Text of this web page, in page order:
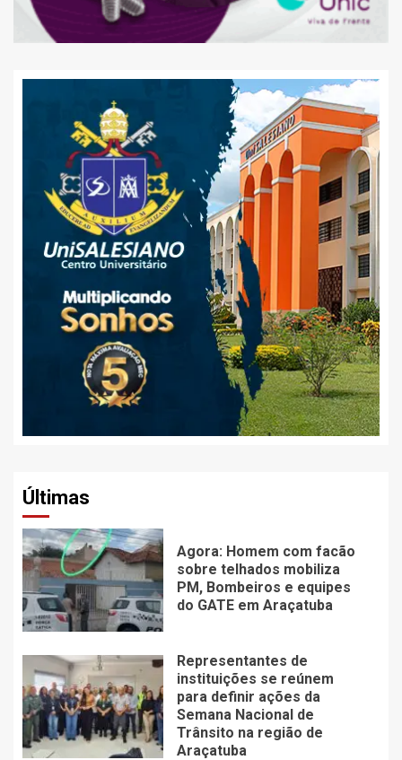
Últimas
Agora: Homem com facão
sobre telhados mobiliza
PM, Bombeiros e equipes
do GATE em Araçatuba
Representantes de
instituições se reúnem
para definir ações da
Semana Nacional de
Trânsito na região de
Araçatuba